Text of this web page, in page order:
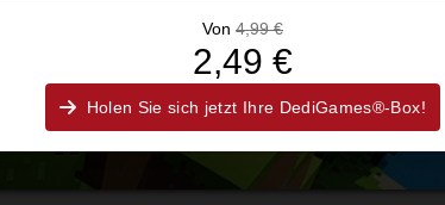
Von 4,99 €
2,49 €
Holen Sie sich jetzt Ihre DediGames®-Box!